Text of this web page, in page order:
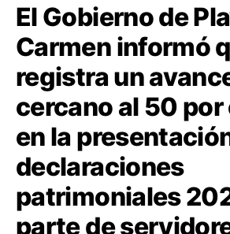
El Gobierno de
Carmen informó
registra un
cercano al 50
en la
declaraciones
patrimoniales
parte de